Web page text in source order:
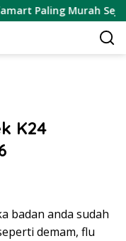
Paling Murah Sejagat
K24
badan anda sudah
demam, flu